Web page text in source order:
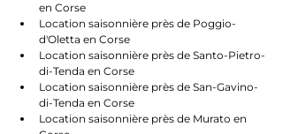
en Corse
Location saisonnière près de Poggio-
d'Oletta en Corse
Location saisonnière près de Santo-Pietro-
di-Tenda en Corse
Location saisonnière près de San-Gavino-
di-Tenda en Corse
Location saisonnière près de Murato en